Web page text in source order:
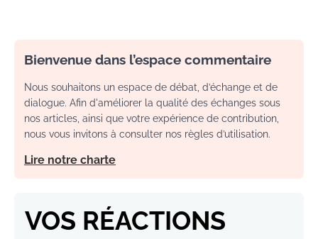
Bienvenue dans l’espace commentaire
Nous souhaitons un espace de débat, d’échange et de
dialogue. Afin d'améliorer la qualité des échanges sous
nos articles, ainsi que votre expérience de contribution,
nous vous invitons à consulter nos règles d’utilisation.
Lire notre charte
VOS RÉACTIONS